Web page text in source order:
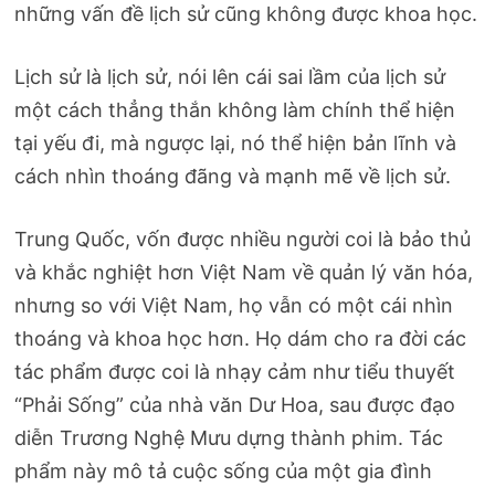
những vấn đề lịch sử cũng không được khoa học.
Lịch sử là lịch sử, nói lên cái sai lầm của lịch sử
một cách thẳng thắn không làm chính thể hiện
tại yếu đi, mà ngược lại, nó thể hiện bản lĩnh và
cách nhìn thoáng đãng và mạnh mẽ về lịch sử.
Trung Quốc, vốn được nhiều người coi là bảo thủ
và khắc nghiệt hơn Việt Nam về quản lý văn hóa,
nhưng so với Việt Nam, họ vẫn có một cái nhìn
thoáng và khoa học hơn. Họ dám cho ra đời các
tác phẩm được coi là nhạy cảm như tiểu thuyết
“Phải Sống” của nhà văn Dư Hoa, sau được đạo
diễn Trương Nghệ Mưu dựng thành phim. Tác
phẩm này mô tả cuộc sống của một gia đình